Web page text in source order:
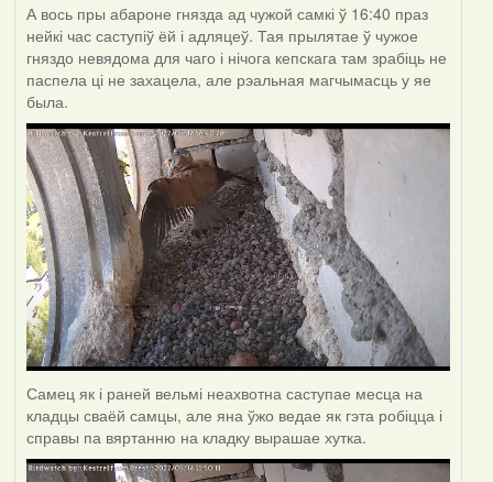
А вось пры абароне гнязда ад чужой самкі ў 16:40 праз
нейкі час саступіў ёй і адляцеў. Тая прылятае ў чужое
гняздо невядома для чаго і нічога кепскага там зрабіць не
паспела ці не захацела, але рэальная магчымасць у яе
была.
Самец як і раней вельмі неахвотна саступае месца на
кладцы сваёй самцы, але яна ўжо ведае як гэта робіцца і
справы па вяртанню на кладку вырашае хутка.